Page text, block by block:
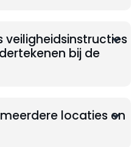
veiligheidsinstructies
bij de
locaties en